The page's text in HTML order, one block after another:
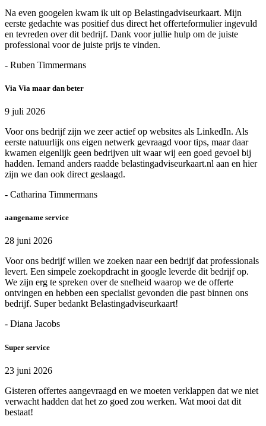
Na even googelen kwam ik uit op Belastingadviseurkaart. Mijn
eerste gedachte was positief dus direct het offerteformulier ingevuld
en tevreden over dit bedrijf. Dank voor jullie hulp om de juiste
professional voor de juiste prijs te vinden.
- Ruben Timmermans
Via Via maar dan beter
9 juli 2026
Voor ons bedrijf zijn we zeer actief op websites als LinkedIn. Als
eerste natuurlijk ons eigen netwerk gevraagd voor tips, maar daar
kwamen eigenlijk geen bedrijven uit waar wij een goed gevoel bij
hadden. Iemand anders raadde belastingadviseurkaart.nl aan en hier
zijn we dan ook direct geslaagd.
- Catharina Timmermans
aangename service
28 juni 2026
Voor ons bedrijf willen we zoeken naar een bedrijf dat professionals
levert. Een simpele zoekopdracht in google leverde dit bedrijf op.
We zijn erg te spreken over de snelheid waarop we de offerte
ontvingen en hebben een specialist gevonden die past binnen ons
bedrijf. Super bedankt Belastingadviseurkaart!
- Diana Jacobs
Super service
23 juni 2026
Gisteren offertes aangevraagd en we moeten verklappen dat we niet
verwacht hadden dat het zo goed zou werken. Wat mooi dat dit
bestaat!